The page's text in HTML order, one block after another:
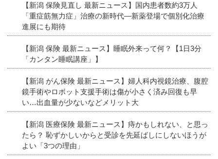
【新潟 保険見直し 最新ニュース】国内患者数約3万人
「重症筋無力症」治療の新時代―新薬登場で個別化治療
進展にも期待
【新潟 保険 最新ニュース】睡眠外来って何？【1日3分
「カンタン睡眠講座」】
【新潟 がん保険 最新ニュース】婦人科内視鏡治療、腹腔
鏡手術やロボット支援手術は傷が小さく済み回復も早
い…出血量が少ないなどメリット大
【新潟 医療保険 最新ニュース】痔かもしれない、と思っ
たら？ 恥ずかしいからと受診を先延ばしにしないほうが
よい「3つの理由」